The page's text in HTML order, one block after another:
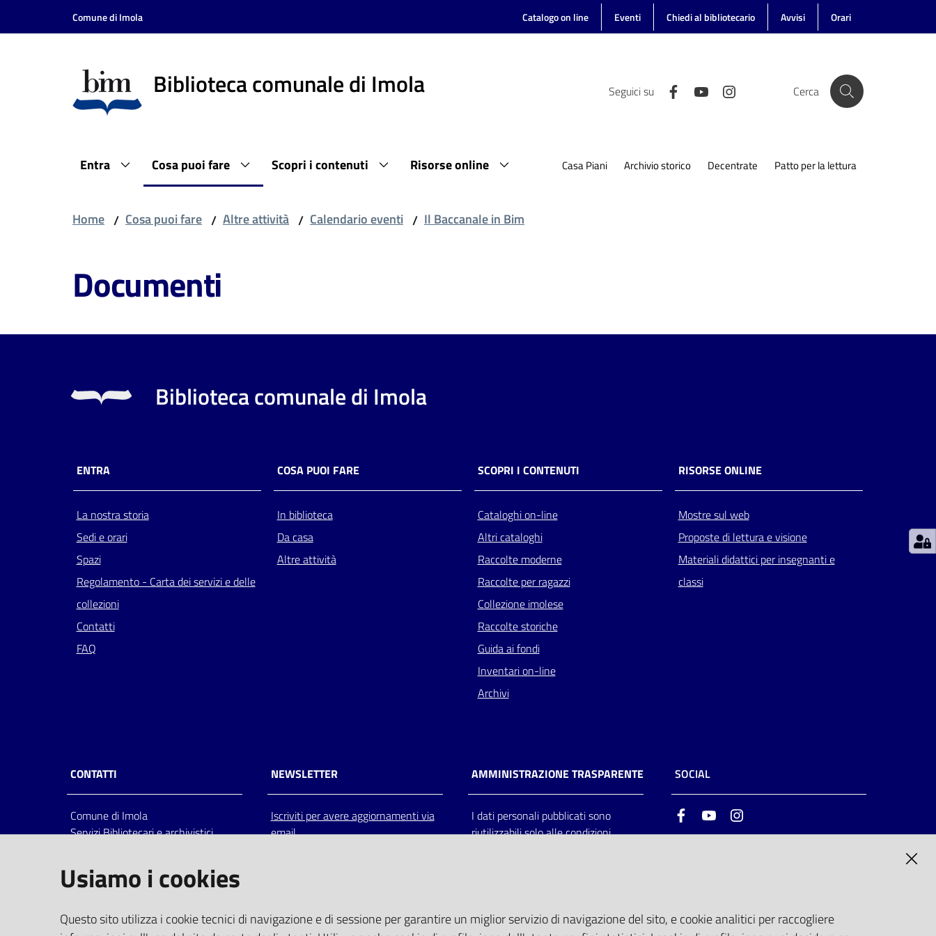
Vai al contenuto
Vai alla navigazione
Comune di Imola Catalogo on line Eventi Chiedi al bibliotecario Avvisi Orari
Biblioteca comunale di Imola Seguici su Cerca
Entra Cosa puoi fare Scopri i contenuti Risorse online Casa Piani Archivio storico Decentrate Patto per la lettura
Home / Cosa puoi fare / Altre attività / Calendario eventi / Il Baccanale in Bim
Documenti
Biblioteca comunale di Imola
ENTRA
La nostra storia
Sedi e orari
Spazi
Regolamento - Carta dei servizi e delle
collezioni
Contatti
FAQ
COSA PUOI FARE
In biblioteca
Da casa
Altre attività
SCOPRI I CONTENUTI
Cataloghi on-line
Altri cataloghi
Raccolte moderne
Raccolte per ragazzi
Collezione imolese
Raccolte storiche
Guida ai fondi
Inventari on-line
Archivi
RISORSE ONLINE
Mostre sul web
Proposte di lettura e visione
Materiali didattici per insegnanti e
classi
CONTATTI
Comune di Imola
Servizi Bibliotecari e archivistici
Italia
centralino: tel 0542.6026.36 fax
bim@comune.imola.bo.it
PEC
NEWSLETTER
Iscriviti per avere aggiornamenti via
email
AMMINISTRAZIONE TRASPARENTE
I dati personali pubblicati sono
riutilizzabili solo alle condizioni
SOCIAL
FacebookYoutube
Usiamo i cookies
Questo sito utilizza i cookie tecnici di navigazione e di sessione per garantire un miglior servizio di navigazione del sito, e cookie analitici per raccogliere